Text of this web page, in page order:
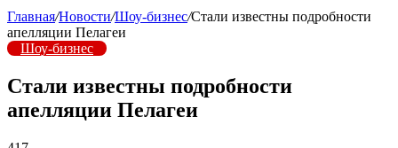
Главная/Новости/Шоу-бизнес/Стали известны подробности
апелляции Пелагеи
Шоу-бизнес
Стали известны подробности
апелляции Пелагеи